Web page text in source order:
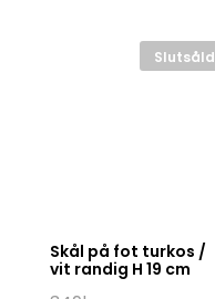
Slutsåld
Skål på fot turkos /
vit randig H 19 cm